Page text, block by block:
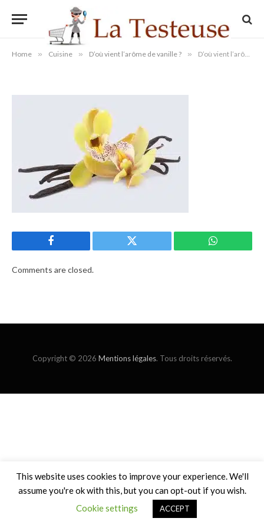
Home » Cuisine » D’où vient l’arôme de vanille ? » D’où vient l’arôme de vanille
ByAdministrateur
10/04/2023
Updated: 10/04/2023
Facebook Twitter WhatsApp
Comments are closed.
Copyright © 2026 Mentions légales. Tous droits réservés.
This website uses cookies to improve your experience. We'll
assume you're ok with this, but you can opt-out if you wish.
Cookie settings
ACCEPT